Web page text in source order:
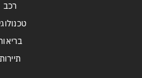
רכב
תיירות